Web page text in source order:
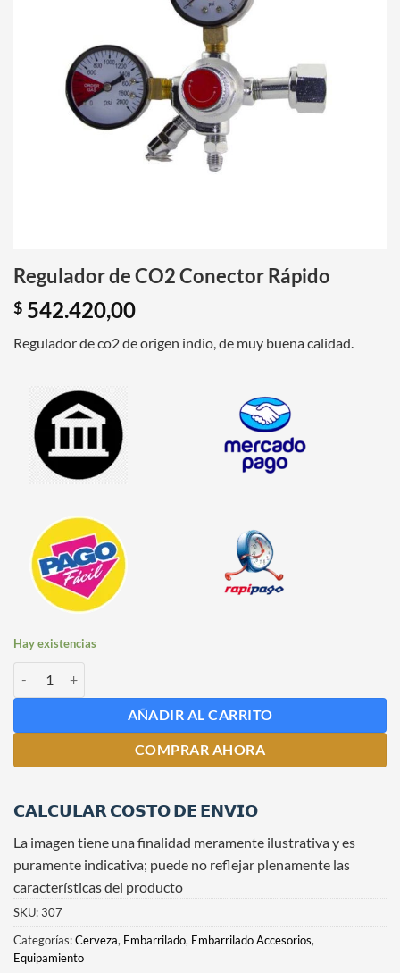
Regulador de CO2 Conector Rápido
$ 542.420,00
Regulador de co2 de origen indio, de muy buena calidad.
Hay existencias
AÑADIR AL CARRITO
COMPRAR AHORA
𝗖𝗔𝗟𝗖𝗨𝗟𝗔𝗥 𝗖𝗢𝗦𝗧𝗢 𝗗𝗘 𝗘𝗡𝗩𝗜𝗢
La imagen tiene una finalidad meramente ilustrativa y es
puramente indicativa; puede no reflejar plenamente las
características del producto
SKU:307
Categorías:Cerveza, Embarrilado, Embarrilado Accesorios,
Equipamiento